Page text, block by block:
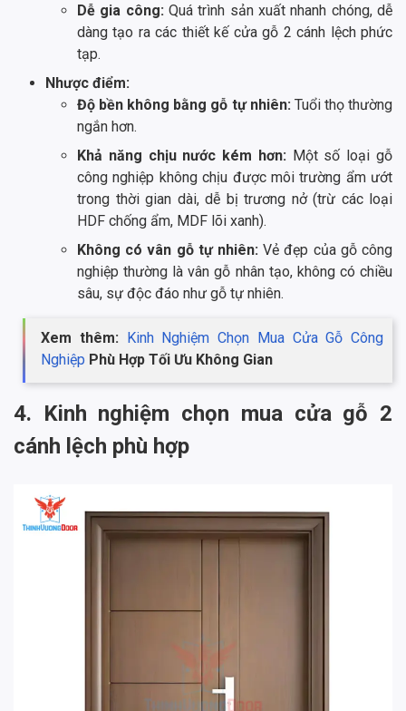
Dễ gia công: Quá trình sản xuất nhanh chóng, dễ
dàng tạo ra các thiết kế cửa gỗ 2 cánh lệch phức
tạp.
Nhược điểm:
Độ bền không bằng gỗ tự nhiên: Tuổi thọ thường
ngắn hơn.
Khả năng chịu nước kém hơn:Một số loại gỗ
công nghiệp không chịu được môi trường ẩm ướt
trong thời gian dài, dễ bị trương nở (trừ các loại
HDF chống ẩm, MDF lõi xanh).
Không có vân gỗ tự nhiên:Vẻ đẹp của gỗ công
nghiệp thường là vân gỗ nhân tạo, không có chiều
sâu, sự độc đáo như gỗ tự nhiên.
Xem thêm: Kinh Nghiệm Chọn Mua Cửa Gỗ Công
Nghiệp Phù Hợp Tối Ưu Không Gian
4. Kinh nghiệm chọn mua cửa gỗ 2
cánh lệch phù hợp